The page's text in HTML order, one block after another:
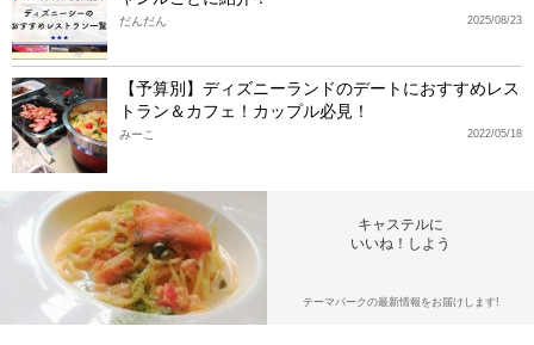
2025/08/23
だんだん
【予算別】ディズニーランドのデートにおすすめレス
トラン＆カフェ！カップル必見！
2022/05/18
みーこ
キャステルに
いいね！しよう
テーマパークの最新情報をお届けします!